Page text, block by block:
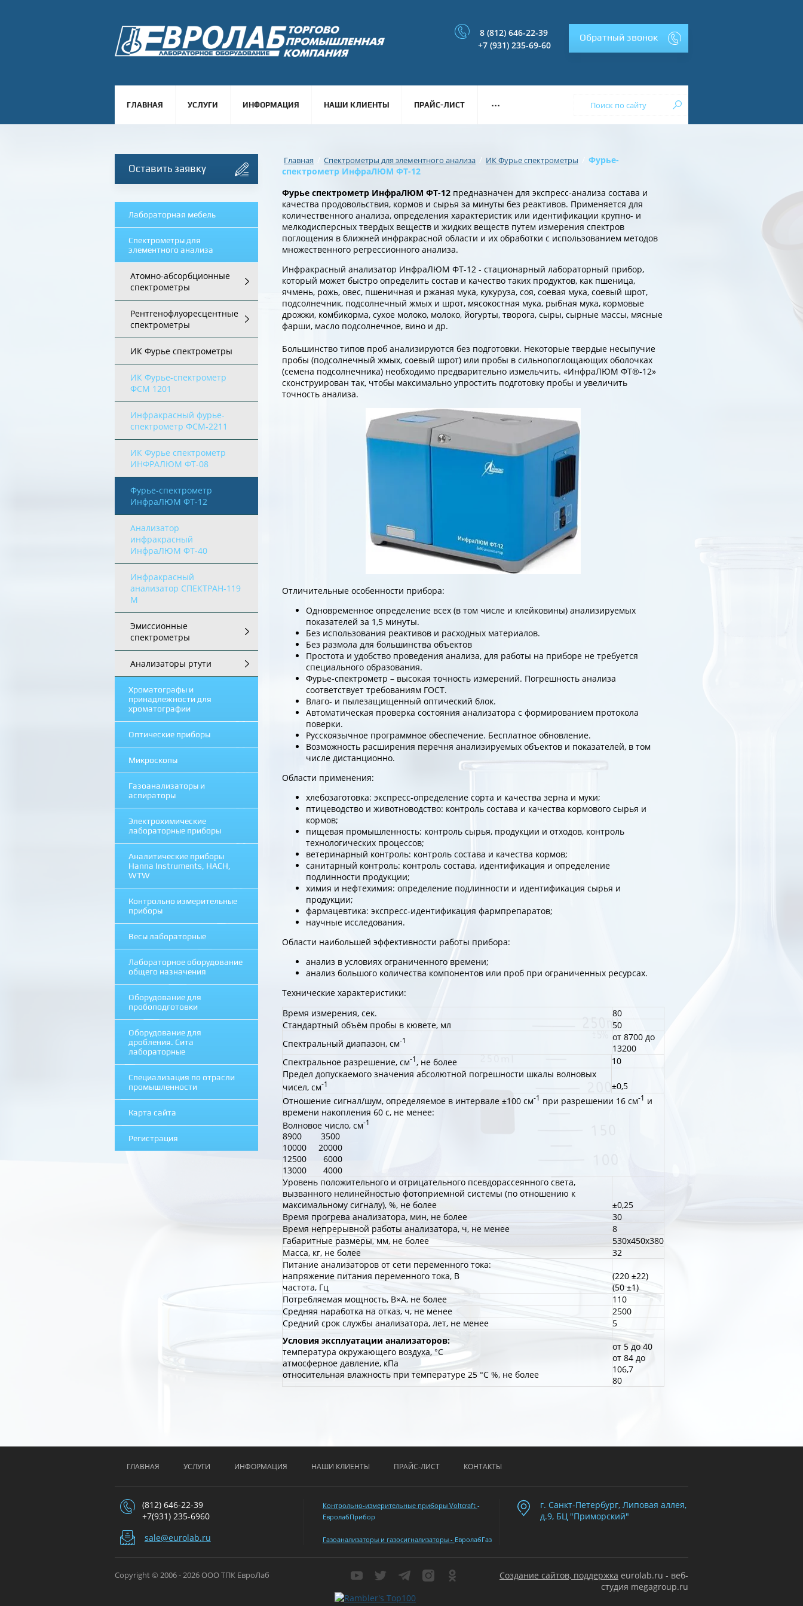
8 (812) 646-22-39
+7 (931) 235-69-60
Обратный звонок
ГЛАВНАЯ УСЛУГИ ИНФОРМАЦИЯ НАШИ КЛИЕНТЫ ПРАЙС-ЛИСТ ...
Оставить заявку
Лабораторная мебель
Спектрометры для
элементного анализа
Атомно-абсорбционные
спектрометры
Рентгенофлуоресцентные
спектрометры
ИК Фурье спектрометры
ИК Фурье-спектрометр
ФСМ 1201
Инфракрасный фурье-
спектрометр ФСМ-2211
ИК Фурье спектрометр
ИНФРАЛЮМ ФТ-08
Фурье-спектрометр
ИнфраЛЮМ ФТ-12
Анализатор
инфракрасный
ИнфраЛЮМ ФТ-40
Инфракрасный
анализатор СПЕКТРАН-119
М
Эмиссионные
спектрометры
Анализаторы ртути
Хроматографы и
принадлежности для
хроматографии
Оптические приборы
Микроскопы
Газоанализаторы и
аспираторы
Электрохимические
лабораторные приборы
Аналитические приборы
Hanna Instruments, HACH,
WTW
Контрольно измерительные
приборы
Весы лабораторные
Лабораторное оборудование
общего назначения
Оборудование для
пробоподготовки
Оборудование для
дробления. Сита
лабораторные
Специализация по отрасли
промышленности
Карта сайта
Регистрация
Главная Спектрометры для элементного анализа / ИК Фурье спектрометры
Фурье-
спектрометр ИнфраЛЮМ ФТ-12
Фурье спектрометр ИнфраЛЮМ ФТ-12 предназначен для экспресс-анализа состава и
качества продовольствия, кормов и сырья за минуты без реактивов. Применяется для
количественного анализа, определения характеристик или идентификации крупно- и
мелкодисперсных твердых веществ и жидких веществ путем измерения спектров
поглощения в ближней инфракрасной области и их обработки с использованием методов
множественного регрессионного анализа.
Инфракрасный анализатор ИнфраЛЮМ ФТ-12 - стационарный лабораторный прибор,
который может быстро определить состав и качество таких продуктов, как пшеница,
ячмень, рожь, овес, пшеничная и ржаная мука, кукуруза, соя, соевая мука, соевый шрот,
подсолнечник, подсолнечный жмых и шрот, мясокостная мука, рыбная мука, кормовые
дрожжи, комбикорма, сухое молоко, молоко, йогурты, творога, сыры, сырные массы, мясные
фарши, масло подсолнечное, вино и др.
Большинство типов проб анализируются без подготовки. Некоторые твердые несыпучие
пробы (подсолнечный жмых, соевый шрот) или пробы в сильнопоглощающих оболочках
(семена подсолнечника) необходимо предварительно измельчить. «ИнфраЛЮМ ФТ®-12»
сконструирован так, чтобы максимально упростить подготовку пробы и увеличить
точность анализа.
Отличительные особенности прибора:
Одновременное определение всех (в том числе и клейковины) анализируемых
показателей за 1,5 минуты.
Без использования реактивов и расходных материалов.
Без размола для большинства объектов
Простота и удобство проведения анализа, для работы на приборе не требуется
специального образования.
Фурье-спектрометр – высокая точность измерений. Погрешность анализа
соответствует требованиям ГОСТ.
Влаго- и пылезащищенный оптический блок.
Автоматическая проверка состояния анализатора с формированием протокола
поверки.
Русскоязычное программное обеспечение. Бесплатное обновление.
Возможность расширения перечня анализируемых объектов и показателей, в том
числе дистанционно.
Области применения:
хлебозаготовка: экспресс-определение сорта и качества зерна и муки;
птицеводство и животноводство: контроль состава и качества кормового сырья и
кормов;
пищевая промышленность: контроль сырья, продукции и отходов, контроль
технологических процессов;
ветеринарный контроль: контроль состава и качества кормов;
санитарный контроль: контроль состава, идентификация и определение
подлинности продукции;
химия и нефтехимия: определение подлинности и идентификация сырья и
продукции;
фармацевтика: экспресс-идентификация фармпрепаратов;
научные исследования.
Области наибольшей эффективности работы прибора:
анализ в условиях ограниченного времени;
анализ большого количества компонентов или проб при ограниченных ресурсах.
Технические характеристики:
Время измерения, сек.
80
Стандартный объём пробы в кювете, мл
50
Спектральный диапазон, см-1
от 8700 до
13200
Спектральное разрешение, см-1 , не более
10
Предел допускаемого значения абсолютной погрешности шкалы волновых
чисел, см-1
±0,5
Отношение сигнал/шум, определяемое в интервале ±100 см-1 при разрешении 16 см-1 и
времени накопления 60 с, не менее:
Волновое число, см-1
8900 3500
10000 20000
12500 6000
13000 4000
Уровень положительного и отрицательного псевдорассеянного света,
вызванного нелинейностью фотоприемной системы (по отношению к
максимальному сигналу), %, не более
±0,25
Время прогрева анализатора, мин, не более
30
Время непрерывной работы анализатора, ч, не менее
8
Габаритные размеры, мм, не более
530х450х380
Масса, кг, не более
32
Питание анализаторов от сети переменного тока:
напряжение питания переменного тока, В
частота, Гц
(220 ±22)
(50 ±1)
Потребляемая мощность, В×А, не более
110
Средняя наработка на отказ, ч, не менее
2500
Средний срок службы анализатора, лет, не менее
5
Условия эксплуатации анализаторов:
температура окружающего воздуха, °C
атмосферное давление, кПа
относительная влажность при температуре 25 °С %, не более
от 5 до 40
от 84 до
106,7
80
ГЛАВНАЯ УСЛУГИ ИНФОРМАЦИЯ НАШИ КЛИЕНТЫ ПРАЙС-ЛИСТ КОНТАКТЫ
(812) 646-22-39
+7(931) 235-6960
sale@eurolab.ru
Контрольно-измерительные приборы Voltcraft -
ЕвролабПрибор
Газоанализаторы и газосигнализаторы - ЕвролабГаз
г. Санкт-Петербург, Липовая аллея,
д.9, БЦ "Приморский"
Copyright © 2006 - 2026 ООО ТПК ЕвроЛаб Создание сайтов, поддержка eurolab.ru - веб-
студия megagroup.ru